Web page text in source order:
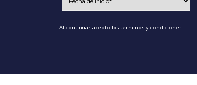
Al continuar acepto los términos y condiciones